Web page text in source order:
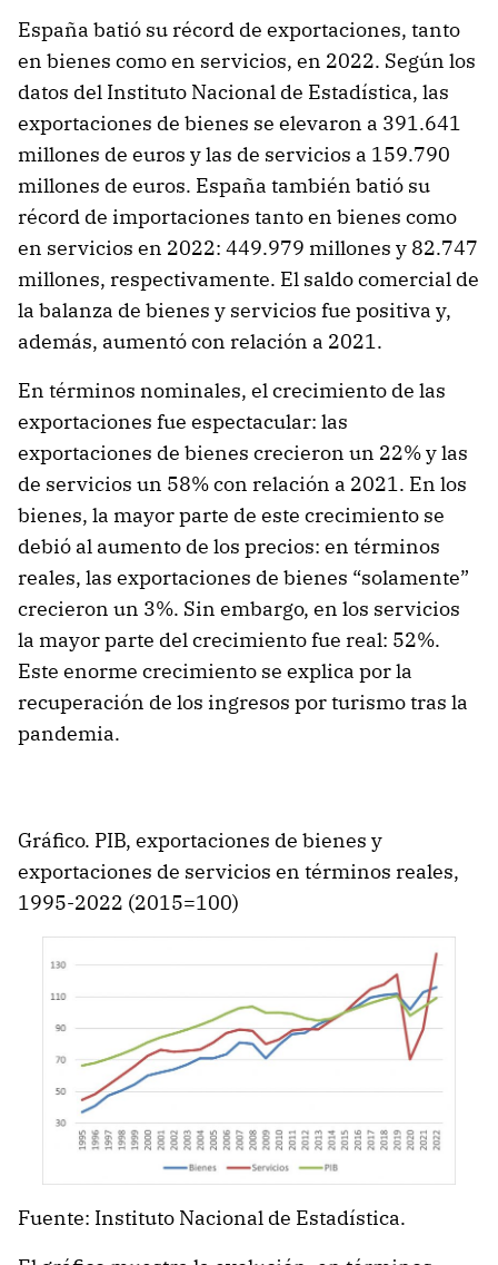
España batió su récord de exportaciones, tanto
en bienes como en servicios, en 2022. Según los
datos del Instituto Nacional de Estadística, las
exportaciones de bienes se elevaron a 391.641
millones de euros y las de servicios a 159.790
millones de euros. España también batió su
récord de importaciones tanto en bienes como
en servicios en 2022: 449.979 millones y 82.747
millones, respectivamente. El saldo comercial de
la balanza de bienes y servicios fue positiva y,
además, aumentó con relación a 2021.
En términos nominales, el crecimiento de las
exportaciones fue espectacular: las
exportaciones de bienes crecieron un 22% y las
de servicios un 58% con relación a 2021. En los
bienes, la mayor parte de este crecimiento se
debió al aumento de los precios: en términos
reales, las exportaciones de bienes “solamente”
crecieron un 3%. Sin embargo, en los servicios
la mayor parte del crecimiento fue real: 52%.
Este enorme crecimiento se explica por la
recuperación de los ingresos por turismo tras la
pandemia.
Gráfico. PIB, exportaciones de bienes y
exportaciones de servicios en términos reales,
1995-2022 (2015=100)
Fuente: Instituto Nacional de Estadística.